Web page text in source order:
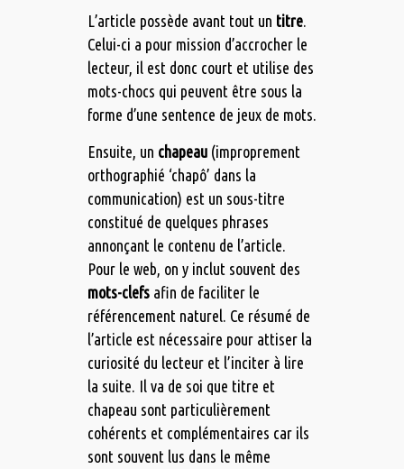
L’article possède avant tout un titre.
Celui-ci a pour mission d’accrocher le
lecteur, il est donc court et utilise des
mots-chocs qui peuvent être sous la
forme d’une sentence de jeux de mots.
Ensuite, un chapeau(improprement
orthographié ‘chapô’ dans la
communication) est un sous-titre
constitué de quelques phrases
annonçant le contenu de l’article.
Pour le web, on y inclut souvent des
mots-clefsafin de faciliter le
référencement naturel. Ce résumé de
l’article est nécessaire pour attiser la
curiosité du lecteur et l’inciter à lire
la suite. Il va de soi que titre et
chapeau sont particulièrement
cohérents et complémentaires car ils
sont souvent lus dans le même